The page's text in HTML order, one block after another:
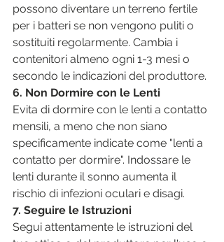
possono diventare un terreno fertile
per i batteri se non vengono puliti o
sostituiti regolarmente. Cambia i
contenitori almeno ogni 1-3 mesi o
secondo le indicazioni del produttore.
6. Non Dormire con le Lenti
Evita di dormire con le lenti a contatto
mensili, a meno che non siano
specificamente indicate come "lenti a
contatto per dormire". Indossare le
lenti durante il sonno aumenta il
rischio di infezioni oculari e disagi.
7. Seguire le Istruzioni
Segui attentamente le istruzioni del